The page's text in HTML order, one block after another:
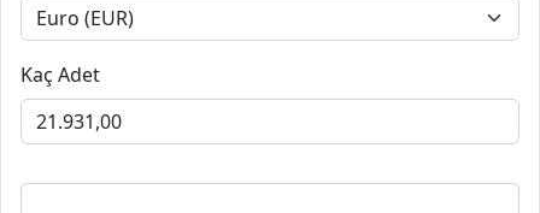
Kaç Adet